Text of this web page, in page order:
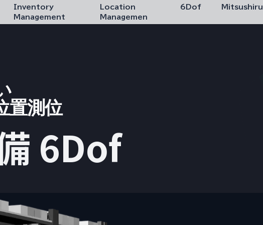
Inventory
Management
Location
Managemen
6Dof Mitsushiru
置測位
6Dof